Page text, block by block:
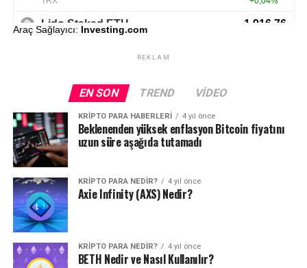
Araç Sağlayıcı: Investing.com
REKLAM
EN SON TREND VIDEO
KRIPTO PARA HABERLERI 4 yıl önce
Beklenenden yüksek enflasyon Bitcoin fiyatını
uzun süre aşağıda tutamadı
KRIPTO PARA NEDIR? 4 yıl önce
Axie Infinity (AXS) Nedir?
KRIPTO PARA NEDIR? 4 yıl önce
BETH Nedir ve Nasıl Kullanılır?